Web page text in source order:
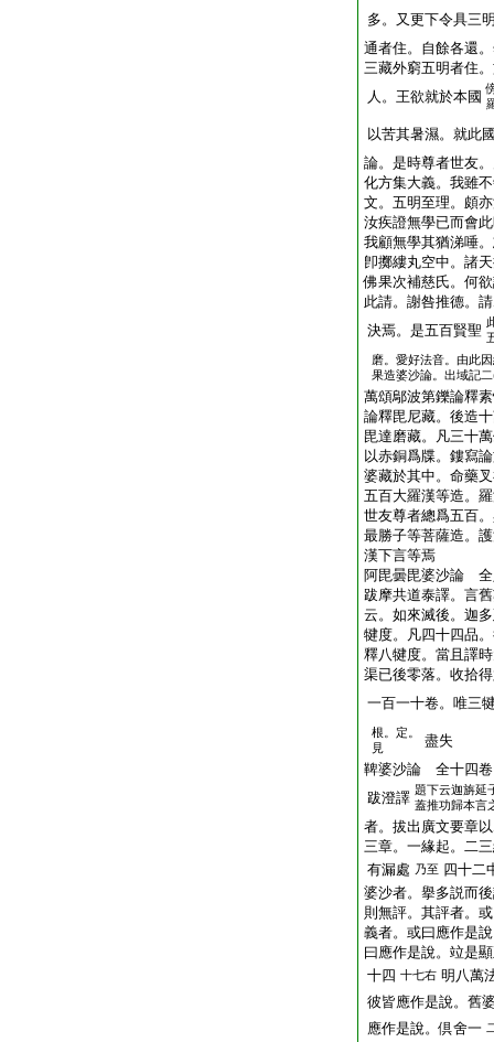
多。又更下令具三
通者住。自餘各還
三藏外窮五明者住
人。王欲就於本國
以苦其暑濕。就此
論。是時尊者世友
化方集大義。我雖
文。五明至理。頗
汝疾證無學已而會
我顧無學其猶涕唾
卽擲縷丸空中。諸
佛果次補慈氏。何
此請。謝咎推德。
決焉。是五百賢聖
磨。愛好法音。由此
果造婆沙論。出域記
萬頌鄔波第鑠論釋
論釋毘尼藏。後造
毘達磨藏。凡三十
以赤銅爲牒。鏤寫
婆藏於其中。命藥
五百大羅漢等造。
世友尊者總爲五百
最勝子等菩薩造。
漢下言等焉
阿毘曇毘婆沙論
跋摩共道泰譯。言
云。如來滅後。迦
犍度。凡四十四品
釋八犍度。當且譯
渠已後零落。收拾
一百一十卷。唯三
根。定。
見
盡失
鞞婆沙論 全十四
跋澄譯 題下云迦旃延
蓋推功歸本言
者。拔出廣文要章
三章。一緣起。二
有漏處 乃至 四十二
婆沙者。擧多説而
則無評。其評者。
義者。或曰應作是
曰應作是說。竝是
十四 十七右 明八萬
彼皆應作是說。舊
應作是說。倶舍一